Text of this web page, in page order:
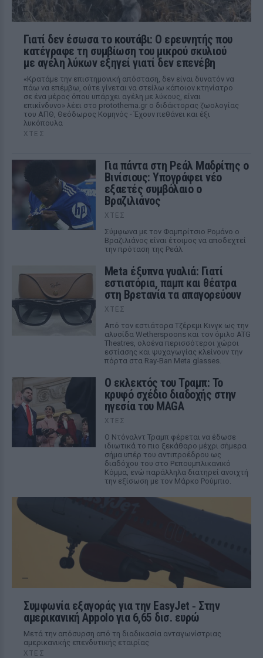
Γιατί δεν έσωσα το κουτάβι: Ο ερευνητής που
κατέγραφε τη συμβίωση του μικρού σκυλιού
με αγέλη λύκων εξηγεί γιατί δεν επενέβη
«Κρατάμε την επιστημονική απόσταση, δεν είναι δυνατόν να
πάω να επέμβω, ούτε γίνεται να στείλω κάποιον κτηνίατρο
σε ένα μέρος όπου υπάρχει αγέλη με λύκους, είναι
επικίνδυνο» λέει στο protothema.gr ο διδάκτορας ζωολογίας
του ΑΠΘ, Θεόδωρος Κομηνός - Έχουν πεθάνει και έξι
λυκόπουλα
ΧΤΕΣ
Για πάντα στη Ρεάλ Μαδρίτης ο
Βινίσιους: Υπογράφει νέο
εξαετές συμβόλαιο ο
Βραζιλιάνος
ΧΤΕΣ
Σύμφωνα με τον Φαμπρίτσιο Ρομάνο ο
Βραζιλιάνος είναι έτοιμος να αποδεχτεί
την πρόταση της Ρεάλ
Meta έξυπνα γυαλιά: Γιατί
εστιατόρια, παμπ και θέατρα
στη Βρετανία τα απαγορεύουν
ΧΤΕΣ
Από τον εστιάτορα Τζέρεμι Κινγκ ως την
αλυσίδα Wetherspoons και τον όμιλο ATG
Theatres, ολοένα περισσότεροι χώροι
εστίασης και ψυχαγωγίας κλείνουν την
πόρτα στα Ray-Ban Meta glasses.
Ο εκλεκτός του Τραμπ: Το
κρυφό σχέδιο διαδοχής στην
ηγεσία του MAGA
ΧΤΕΣ
Ο Ντόναλντ Τραμπ φέρεται να έδωσε
ιδιωτικά το πιο ξεκάθαρο μέχρι σήμερα
σήμα υπέρ του αντιπροέδρου ως
διαδόχου του στο Ρεπουμπλικανικό
Κόμμα, ενώ παράλληλα διατηρεί ανοιχτή
την εξίσωση με τον Μάρκο Ρούμπιο.
Συμφωνία εξαγοράς για την EasyJet ‑ Στην
αμερικανική Appolo για 6,65 δισ. ευρώ
Μετά την απόσυρση από τη διαδικασία ανταγωνίστριας
αμερικανικής επενδυτικής εταιρίας
ΧΤΕΣ